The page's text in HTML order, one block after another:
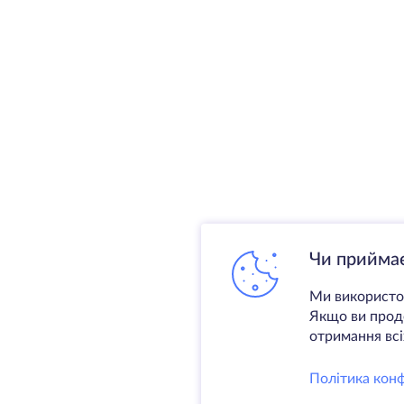
Чи
Ми
Якщо ви
отримання
Політика